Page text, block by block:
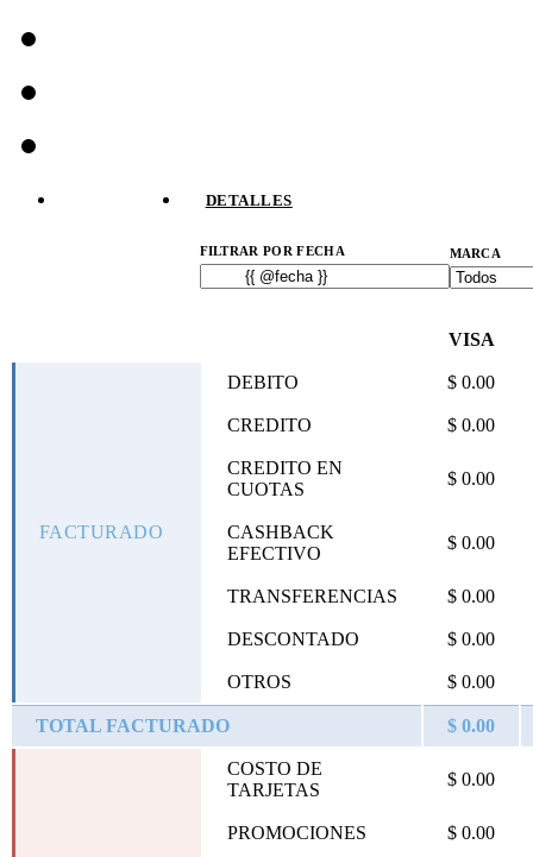
DETALLES
FILTRAR POR FECHA MARCA
VISA
FACTURADO
DEBITO $ 0.00
CREDITO $ 0.00
CREDITO EN
CUOTAS
$ 0.00
CASHBACK
EFECTIVO
$ 0.00
TRANSFERENCIAS $ 0.00
DESCONTADO $ 0.00
OTROS $ 0.00
TOTAL FACTURADO $ 0.00
COSTO DE
TARJETAS
$ 0.00
PROMOCIONES $ 0.00